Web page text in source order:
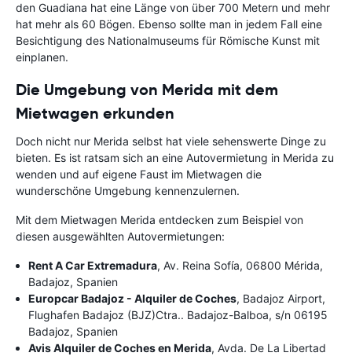
den Guadiana hat eine Länge von über 700 Metern und mehr
hat mehr als 60 Bögen. Ebenso sollte man in jedem Fall eine
Besichtigung des Nationalmuseums für Römische Kunst mit
einplanen.
Die Umgebung von Merida mit dem
Mietwagen erkunden
Doch nicht nur Merida selbst hat viele sehenswerte Dinge zu
bieten. Es ist ratsam sich an eine Autovermietung in Merida zu
wenden und auf eigene Faust im Mietwagen die
wunderschöne Umgebung kennenzulernen.
Mit dem Mietwagen Merida entdecken zum Beispiel von
diesen ausgewählten Autovermietungen:
Rent A Car Extremadura, Av. Reina Sofía, 06800 Mérida,
Badajoz, Spanien
Europcar Badajoz - Alquiler de Coches, Badajoz Airport,
Flughafen Badajoz (BJZ)Ctra.. Badajoz-Balboa, s/n 06195
Badajoz, Spanien
Avis Alquiler de Coches en Merida, Avda. De La Libertad